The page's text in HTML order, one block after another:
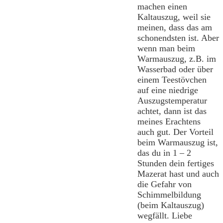
machen einen
Kaltauszug, weil sie
meinen, dass das am
schonendsten ist. Aber
wenn man beim
Warmauszug, z.B. im
Wasserbad oder über
einem Teestövchen
auf eine niedrige
Auszugstemperatur
achtet, dann ist das
meines Erachtens
auch gut. Der Vorteil
beim Warmauszug ist,
das du in 1 – 2
Stunden dein fertiges
Mazerat hast und auch
die Gefahr von
Schimmelbildung
(beim Kaltauszug)
wegfällt. Liebe